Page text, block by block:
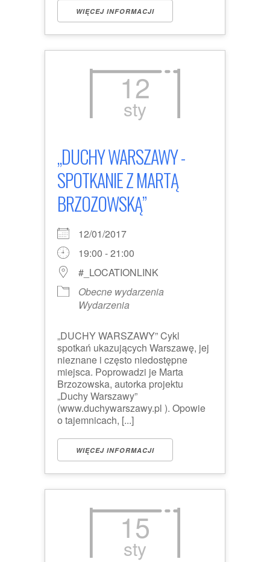
WIĘCEJ INFORMACJI
12
sty
„DUCHY WARSZAWY -
SPOTKANIE Z MARTĄ
BRZOZOWSKĄ”
12/01/2017
19:00 - 21:00
#_LOCATIONLINK
Obecne wydarzenia
Wydarzenia
„DUCHY WARSZAWY” Cykl
spotkań ukazujących Warszawę, jej
nieznane i często niedostępne
miejsca. Poprowadzi je Marta
Brzozowska, autorka projektu
„Duchy Warszawy”
(www.duchywarszawy.pl ). Opowie
o tajemnicach, [...]
WIĘCEJ INFORMACJI
15
sty